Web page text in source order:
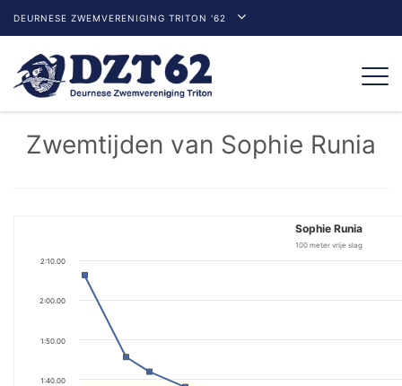
DEURNESE ZWEMVERENIGING TRITON '62
Zwemtijden van Sophie Runia
Sophie Runia
100 meter vrije slag
1:40.00
1:50.00
2:00.00
2:10.00